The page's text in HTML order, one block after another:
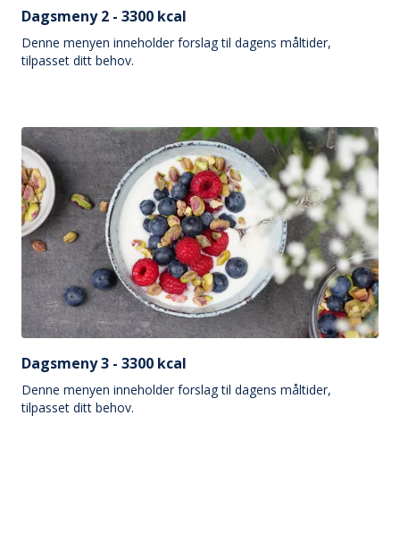
Dagsmeny 2 - 3300 kcal
Denne menyen inneholder forslag til dagens måltider,
tilpasset ditt behov.
Dagsmeny 3 - 3300 kcal
Denne menyen inneholder forslag til dagens måltider,
tilpasset ditt behov.